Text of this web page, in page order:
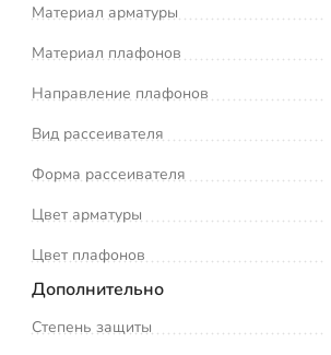
Материал арматуры
Материал плафонов
Направление плафонов
Вид рассеивателя
Форма рассеивателя
Цвет арматуры
Цвет плафонов
Дополнительно
Степень защиты